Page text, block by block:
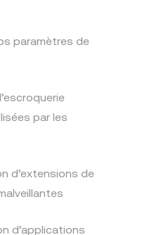
paramètres de
par les
d’extensions de
d’applications